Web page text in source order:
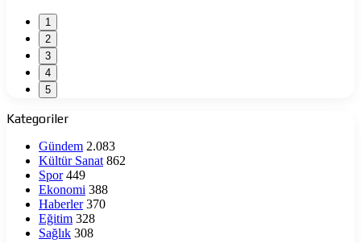
1
2
3
4
5
Kategoriler
Gündem 2.083
Kültür Sanat 862
Spor 449
Ekonomi 388
Haberler 370
Eğitim 328
Sağlık 308